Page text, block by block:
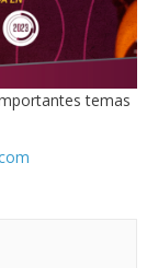
temas